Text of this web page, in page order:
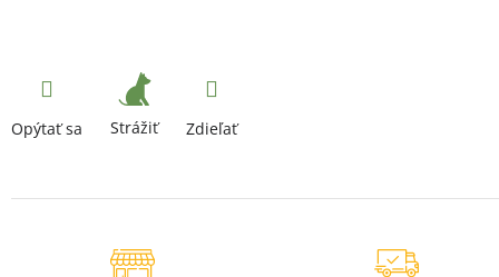
Opýtať sa Strážiť Zdieľať